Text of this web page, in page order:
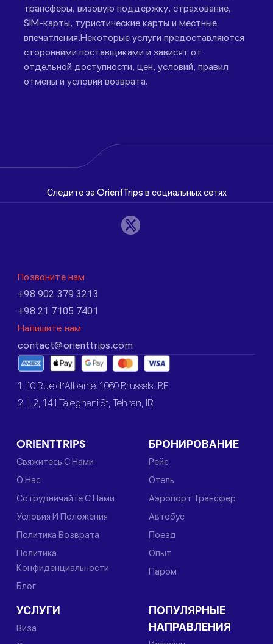
трансферы, визовую поддержку, страхование,
SIM-карты, туристические карты и местные
впечатления.Некоторые услуги предоставляются
сторонними поставщиками и зависят от
отдельной доступности, цен, условий, правил
отмены и условий возврата.
Следите за OrientTrips в социальных сетях
Позвоните нам
+98 902 379 3213
+98 21 7105 7401
Напишите нам
contact@orienttrips.com
1. 10 Rue d’Albanie, 1060 Brussels, BE
2. L2, 141 Taleghani St, Tehran, IR
ORIENTTRIPS
Свяжитесь С Нами
О Нас
Сотрудничайте С Нами
Условия И Положения
Политика Возврата
Политика
Конфиденциальности
Блог
БРОНИРОВАНИЕ
Рейс
Отель
Аэропорт Трансфер
Автобус
Поезд
Опыт
Паром
УСЛУГИ
Виза
ПОПУЛЯРНЫЕ
НАПРАВЛЕНИЯ